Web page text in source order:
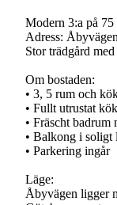
Modern 3:a på
Adress:
Stor trädgård
Om bostaden:
• 3, 5 rum och
• Fullt utrustat
• Fräscht badrum
• Balkong i soligt
• Parkering ingår
Läge:
Åbyvägen ligger